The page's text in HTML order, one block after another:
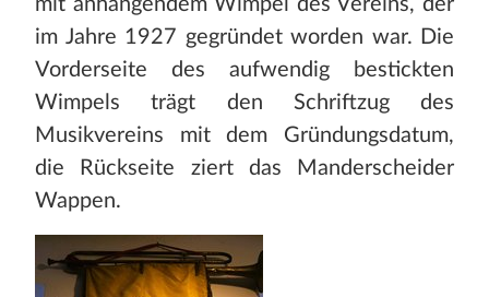
im Jahre 1927 gegründet worden war. Die
Vorderseite des aufwendig bestickten
Wimpels trägt den Schriftzug des
Musikvereins mit dem Gründungsdatum,
die Rückseite ziert das Manderscheider
Wappen.